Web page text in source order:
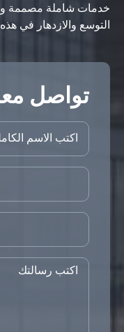
خدمات شاملة مصممة
التوسع والازدهار في
تواصل